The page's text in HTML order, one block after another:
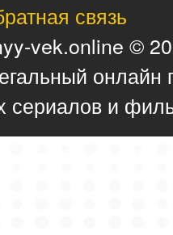
связь
vek.online ©
онлайн
сериалов и